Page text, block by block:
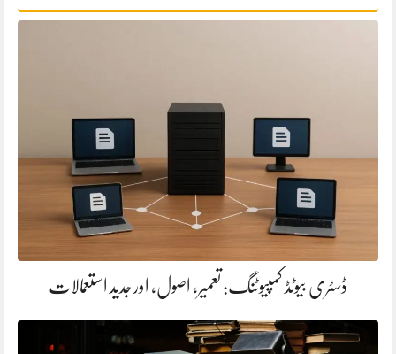
ڈسٹری بیوٹڈ کمپیوٹنگ: تعمیر، اصول، اور جدید استعمالات